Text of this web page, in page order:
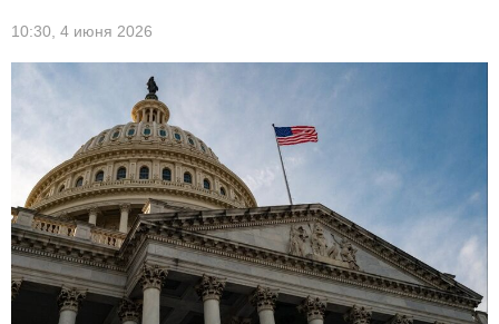
10:30, 4 июня 2026